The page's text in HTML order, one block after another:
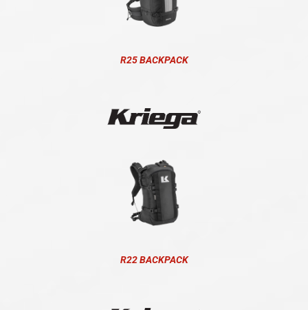
R25 BACKPACK
R22 BACKPACK